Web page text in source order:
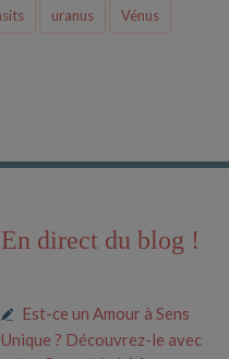
uranus Vénus
En direct du blog !
Est-ce un Amour à Sens
Unique ? Découvrez-le avec